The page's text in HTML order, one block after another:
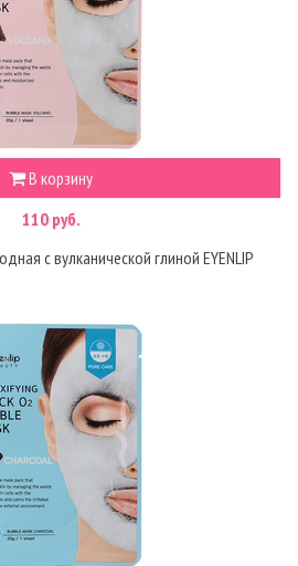
В корзину
110 руб.
с вулканической глиной EYENLIP